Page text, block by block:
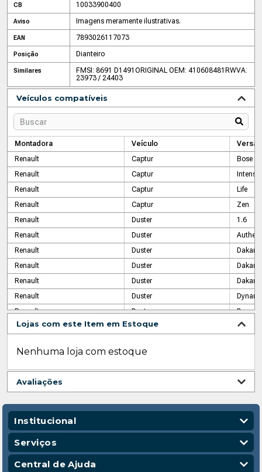
CB 10033900400
Aviso Imagens meramente ilustrativas.
EAN 7893026117073
Posição Dianteiro
Similares FMSI: 8691 D1491 ORIGINAL OEM: 410608481RWVA:
23973 / 24403
Veículos compatíveis
Montadora Veículo
Versão
Renault
Captur
Bose
Renault
Captur
Intense
Renault
Captur
Life
Renault
Captur
Zen
Renault
Duster
1.6
Renault
Duster
Renault
Duster
Dakar
Renault
Duster
Dakar
Renault
Duster
Dakar
Renault
Duster
Renault
Duster
Renault
Duster
Renault
Duster
Renault
Duster
Renault
Duster
Renault
Gopro
Renault
Duster
Iconic
Iconic
Renault
Intense
Lojas com este Item em Estoque
Nenhuma loja com estoque
Avaliações
Institucional
Quem Somos
Nossas Lojas
Código de Conduta
Serviços
Vendas Corporativas
Central de Ajuda